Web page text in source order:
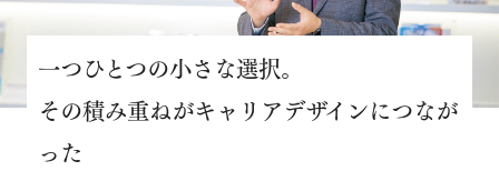
一つひとつの小さな選択。
その積み重ねがキャリアデザインにつなが
った